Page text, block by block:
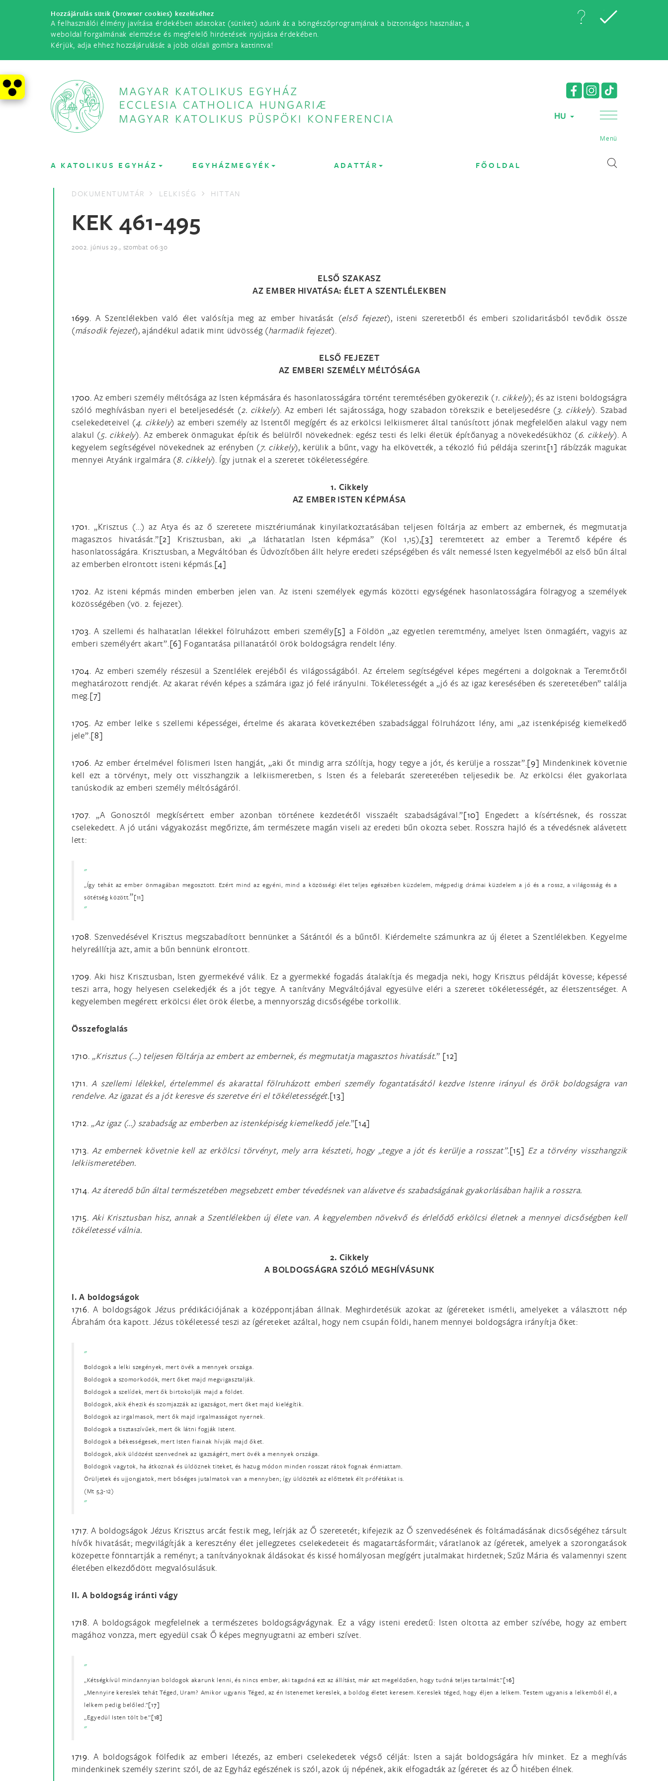
Hozzájárulás sütik (browser cookies) kezeléséhez
A felhasználói élmény javítása érdekében adatokat (sütiket) adunk át a böngészőprogramjának a biztonságos használat, a
weboldal forgalmának elemzése és megfelelő hirdetések nyújtása érdekében.
Kérjük, adja ehhez hozzájárulását a jobb oldali gombra kattintva!
HU
Menü
A KATOLIKUS EGYHÁZ EGYHÁZMEGYÉK ADATTÁR FŐOLDAL
DOKUMENTUMTÁR LELKISÉG HITTAN
KEK 461-495
2002. június 29., szombat 06:30
ELSŐ SZAKASZ
AZ EMBER HIVATÁSA: ÉLET A SZENTLÉLEKBEN
1699. A Szentlélekben való élet valósítja meg az ember hivatását (első fejezet), isteni szeretetből és emberi szolidaritásból tevődik össze
(második fejezet), ajándékul adatik mint üdvösség (harmadik fejezet).
ELSŐ FEJEZET
AZ EMBERI SZEMÉLY MÉLTÓSÁGA
1700. Az emberi személy méltósága az Isten képmására és hasonlatosságára történt teremtésében gyökerezik (1. cikkely); és az isteni boldogságra
szóló meghívásban nyeri el beteljesedését (2. cikkely). Az emberi lét sajátossága, hogy szabadon törekszik e beteljesedésre (3. cikkely). Szabad
cselekedeteivel (4. cikkely) az emberi személy az Istentől megígért és az erkölcsi lelkiismeret által tanúsított jónak megfelelően alakul vagy nem
alakul (5. cikkely). Az emberek önmagukat építik és belülről növekednek: egész testi és lelki életük építőanyag a növekedésükhöz (6. cikkely). A
kegyelem segítségével növekednek az erényben (7. cikkely), kerülik a bűnt, vagy ha elkövették, a tékozló fiú példája szerint[1] rábízzák magukat
mennyei Atyánk irgalmára (8. cikkely). Így jutnak el a szeretet tökéletességére.
1. Cikkely
AZ EMBER ISTEN KÉPMÁSA
1701. „Krisztus (...) az Atya és az ő szeretete misztériumának kinyilatkoztatásában teljesen föltárja az embert az embernek, és megmutatja
magasztos hivatását.”[2] Krisztusban, aki „a láthatatlan Isten képmása” (Kol 1,15),[3] teremtetett az ember a Teremtő képére és
hasonlatosságára. Krisztusban, a Megváltóban és Üdvözítőben állt helyre eredeti szépségében és vált nemessé Isten kegyelméből az első bűn által
az emberben elrontott isteni képmás.[4]
1702. Az isteni képmás minden emberben jelen van. Az isteni személyek egymás közötti egységének hasonlatosságára fölragyog a személyek
közösségében (vö. 2. fejezet).
1703. A szellemi és halhatatlan lélekkel fölruházott emberi személy[5] a Földön „az egyetlen teremtmény, amelyet Isten önmagáért, vagyis az
emberi személyért akart”.[6] Fogantatása pillanatától örök boldogságra rendelt lény.
1704. Az emberi személy részesül a Szentlélek erejéből és világosságából. Az értelem segítségével képes megérteni a dolgoknak a Teremtőtől
meghatározott rendjét. Az akarat révén képes a számára igaz jó felé irányulni. Tökéletességét a „jó és az igaz keresésében és szeretetében” találja
meg.[7]
1705. Az ember lelke s szellemi képességei, értelme és akarata következtében szabadsággal fölruházott lény, ami „az istenképiség kiemelkedő
jele”.[8]
1706. Az ember értelmével fölismeri Isten hangját, „aki őt mindig arra szólítja, hogy tegye a jót, és kerülje a rosszat”.[9] Mindenkinek követnie
kell ezt a törvényt, mely ott visszhangzik a lelkiismeretben, s Isten és a felebarát szeretetében teljesedik be. Az erkölcsi élet gyakorlata
tanúskodik az emberi személy méltóságáról.
1707. „A Gonosztól megkísértett ember azonban története kezdetétől visszaélt szabadságával.”[10] Engedett a kísértésnek, és rosszat
cselekedett. A jó utáni vágyakozást megőrizte, ám természete magán viseli az eredeti bűn okozta sebet. Rosszra hajló és a tévedésnek alávetett
lett:
„Így tehát az ember önmagában megosztott. Ezért mind az egyéni, mind a közösségi élet teljes egészében küzdelem, mégpedig drámai küzdelem a jó és a rossz, a világosság és a
sötétség között.”[11]
1708. Szenvedésével Krisztus megszabadított bennünket a Sátántól és a bűntől. Kiérdemelte számunkra az új életet a Szentlélekben. Kegyelme
helyreállítja azt, amit a bűn bennünk elrontott.
1709. Aki hisz Krisztusban, Isten gyermekévé válik. Ez a gyermekké fogadás átalakítja és megadja neki, hogy Krisztus példáját kövesse; képessé
teszi arra, hogy helyesen cselekedjék és a jót tegye. A tanítvány Megváltójával egyesülve eléri a szeretet tökéletességét, az életszentséget. A
kegyelemben megérett erkölcsi élet örök életbe, a mennyország dicsőségébe torkollik.
Összefoglalás
1710. „Krisztus (...) teljesen föltárja az embert az embernek, és megmutatja magasztos hivatását.” [12]
1711. A szellemi lélekkel, értelemmel és akarattal fölruházott emberi személy fogantatásától kezdve Istenre irányul és örök boldogságra van
rendelve. Az igazat és a jót keresve és szeretve éri el tökéletességét.[13]
1712. „Az igaz (...) szabadság az emberben az istenképiség kiemelkedő jele.”[14]
1713. Az embernek követnie kell az erkölcsi törvényt, mely arra készteti, hogy „tegye a jót és kerülje a rosszat”.[15] Ez a törvény visszhangzik
lelkiismeretében.
1714. Az áteredő bűn által természetében megsebzett ember tévedésnek van alávetve és szabadságának gyakorlásában hajlik a rosszra.
1715. Aki Krisztusban hisz, annak a Szentlélekben új élete van. A kegyelemben növekvő és érlelődő erkölcsi életnek a mennyei dicsőségben kell
tökéletessé válnia.
2. Cikkely
A BOLDOGSÁGRA SZÓLÓ MEGHÍVÁSUNK
I. A boldogságok
1716. A boldogságok Jézus prédikációjának a középpontjában állnak. Meghirdetésük azokat az ígéreteket ismétli, amelyeket a választott nép
Ábrahám óta kapott. Jézus tökéletessé teszi az ígéreteket azáltal, hogy nem csupán földi, hanem mennyei boldogságra irányítja őket:
Boldogok a lelki szegények, mert övék a mennyek országa.
Boldogok a szomorkodók, mert őket majd megvigasztalják.
Boldogok a szelídek, mert ők birtokolják majd a földet.
Boldogok, akik éhezik és szomjazzák az igazságot, mert őket majd kielégítik.
Boldogok az irgalmasok, mert ők majd irgalmasságot nyernek.
Boldogok a tisztaszívűek, mert ők látni fogják Istent.
Boldogok a békességesek, mert Isten fiainak hívják majd őket.
Boldogok, akik üldözést szenvednek az igazságért, mert övék a mennyek országa.
Boldogok vagytok, ha átkoznak és üldöznek titeket, és hazug módon minden rosszat rátok fognak énmiattam.
Örüljetek és ujjongjatok, mert bőséges jutalmatok van a mennyben; így üldözték az előttetek élt prófétákat is.
(Mt 5,3-12)
1717. A boldogságok Jézus Krisztus arcát festik meg, leírják az Ő szeretetét; kifejezik az Ő szenvedésének és föltámadásának dicsőségéhez társult
hívők hivatását; megvilágítják a keresztény élet jellegzetes cselekedeteit és magatartásformáit; váratlanok az ígéretek, amelyek a szorongatások
közepette fönntartják a reményt; a tanítványoknak áldásokat és kissé homályosan megígért jutalmakat hirdetnek; Szűz Mária és valamennyi szent
életében elkezdődött megvalósulásuk.
II. A boldogság iránti vágy
1718. A boldogságok megfelelnek a természetes boldogságvágynak. Ez a vágy isteni eredetű: Isten oltotta az ember szívébe, hogy az embert
magához vonzza, mert egyedül csak Ő képes megnyugtatni az emberi szívet.
„Kétségkívül mindannyian boldogok akarunk lenni, és nincs ember, aki tagadná ezt az állítást, már azt megelőzően, hogy tudná teljes tartalmát.”[16]
„Mennyire kereslek tehát Téged, Uram? Amikor ugyanis Téged, az én Istenemet kereslek, a boldog életet keresem. Kereslek téged, hogy éljen a lelkem. Testem ugyanis a lelkemből él, a
lelkem pedig belőled.”[17]
„Egyedül Isten tölt be.”[18]
1719. A boldogságok fölfedik az emberi létezés, az emberi cselekedetek végső célját: Isten a saját boldogságára hív minket. Ez a meghívás
mindenkinek személy szerint szól, de az Egyház egészének is szól, azok új népének, akik elfogadták az Ígéretet és az Ő hitében élnek.